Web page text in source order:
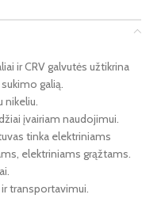
ir CRV galvutės užtikrina
galią.
nikeliu.
įvairiam naudojimui.
tinka elektriniams
elektriniams grąžtams.
transportavimui.